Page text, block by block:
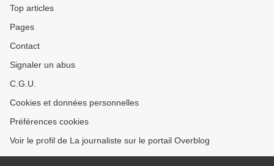
Top articles
Pages
Contact
Signaler un abus
C.G.U.
Cookies et données personnelles
Préférences cookies
Voir le profil de La journaliste sur le portail Overblog